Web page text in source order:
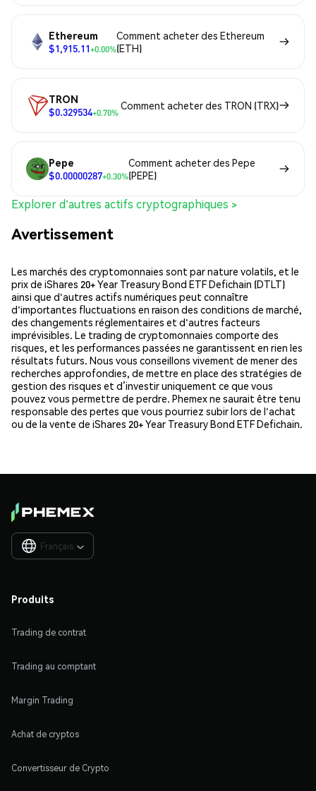
Ethereum
$1,915.11+0.00%
Comment acheter des Ethereum
(ETH)
TRON
$0.329534+0.70%
Comment acheter des TRON (TRX)
Pepe
$0.00000287+0.30%
Comment acheter des Pepe
(PEPE)
Explorer d'autres actifs cryptographiques >
Avertissement
Les marchés des cryptomonnaies sont par nature volatils, et le
prix de iShares 20+ Year Treasury Bond ETF Defichain (DTLT)
ainsi que d'autres actifs numériques peut connaître
d'importantes fluctuations en raison des conditions de marché,
des changements réglementaires et d'autres facteurs
imprévisibles. Le trading de cryptomonnaies comporte des
risques, et les performances passées ne garantissent en rien les
résultats futurs. Nous vous conseillons vivement de mener des
recherches approfondies, de mettre en place des stratégies de
gestion des risques et d’investir uniquement ce que vous
pouvez vous permettre de perdre. Phemex ne saurait être tenu
responsable des pertes que vous pourriez subir lors de l'achat
ou de la vente de iShares 20+ Year Treasury Bond ETF Defichain.
Français 
Produits
Trading de contrat
Trading au comptant
Margin Trading
Achat de cryptos
Convertisseur de Crypto